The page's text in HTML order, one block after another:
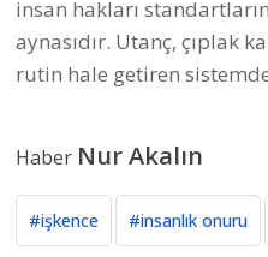
insan hakları
aynasıdır. Utanç, çıplak
rutin hale getiren
Haber Nur Akalın
#işkence #insanlık onuru